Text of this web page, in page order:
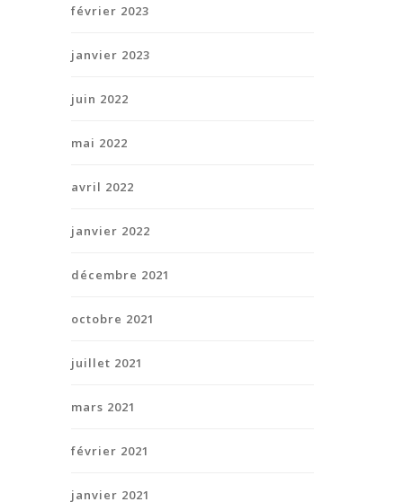
février 2023
janvier 2023
juin 2022
mai 2022
avril 2022
janvier 2022
décembre 2021
octobre 2021
juillet 2021
mars 2021
février 2021
janvier 2021